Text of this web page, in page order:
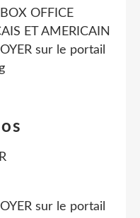
OFFICE
ET AMERICAIN
sur le portail
sur le portail